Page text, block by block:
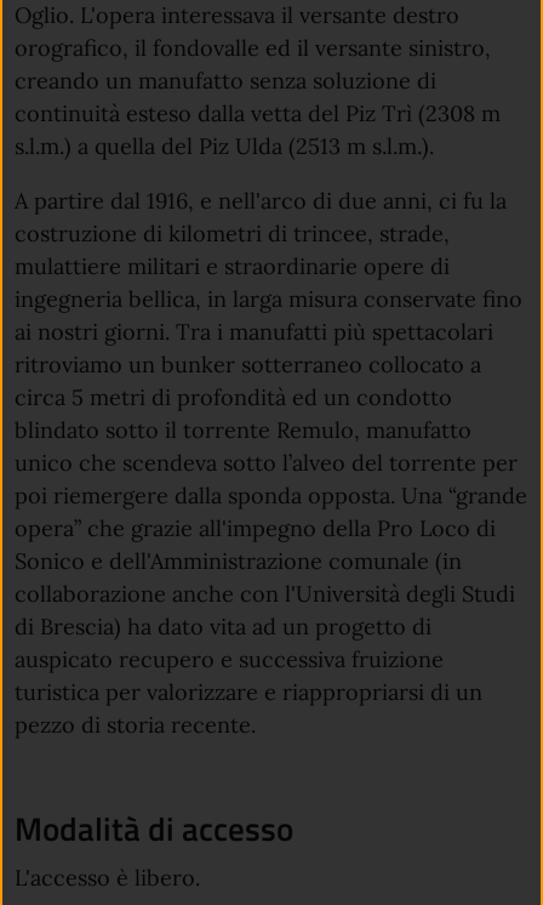
Oglio. L'opera interessava il versante destro
orografico, il fondovalle ed il versante sinistro,
creando un manufatto senza soluzione di
continuità esteso dalla vetta del Piz Trì (2308 m
s.l.m.) a quella del Piz Ulda (2513 m s.l.m.).
A partire dal 1916, e nell'arco di due anni, ci fu la
costruzione di kilometri di trincee, strade,
mulattiere militari e straordinarie opere di
ingegneria bellica, in larga misura conservate fino
ai nostri giorni. Tra i manufatti più spettacolari
ritroviamo un bunker sotterraneo collocato a
circa 5 metri di profondità ed un condotto
blindato sotto il torrente Remulo, manufatto
unico che scendeva sotto l’alveo del torrente per
poi riemergere dalla sponda opposta. Una “grande
opera” che grazie all'impegno della Pro Loco di
Sonico e dell'Amministrazione comunale (in
collaborazione anche con l'Università degli Studi
di Brescia) ha dato vita ad un progetto di
auspicato recupero e successiva fruizione
turistica per valorizzare e riappropriarsi di un
pezzo di storia recente.
Modalità di accesso
L'accesso è libero.